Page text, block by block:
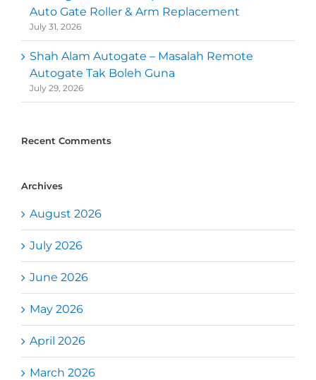
Auto Gate Roller & Arm Replacement
July 31, 2026
Shah Alam Autogate – Masalah Remote
Autogate Tak Boleh Guna
July 29, 2026
Recent Comments
Archives
August 2026
July 2026
June 2026
May 2026
April 2026
March 2026